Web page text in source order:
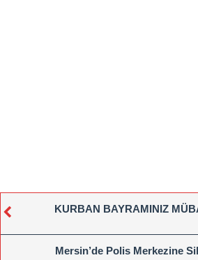
KURBAN BAYRAMINIZ
Mersin’de Polis Merkezine